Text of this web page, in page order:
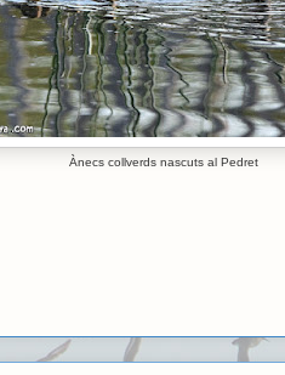
Ànecs collverds nascuts al Pedret